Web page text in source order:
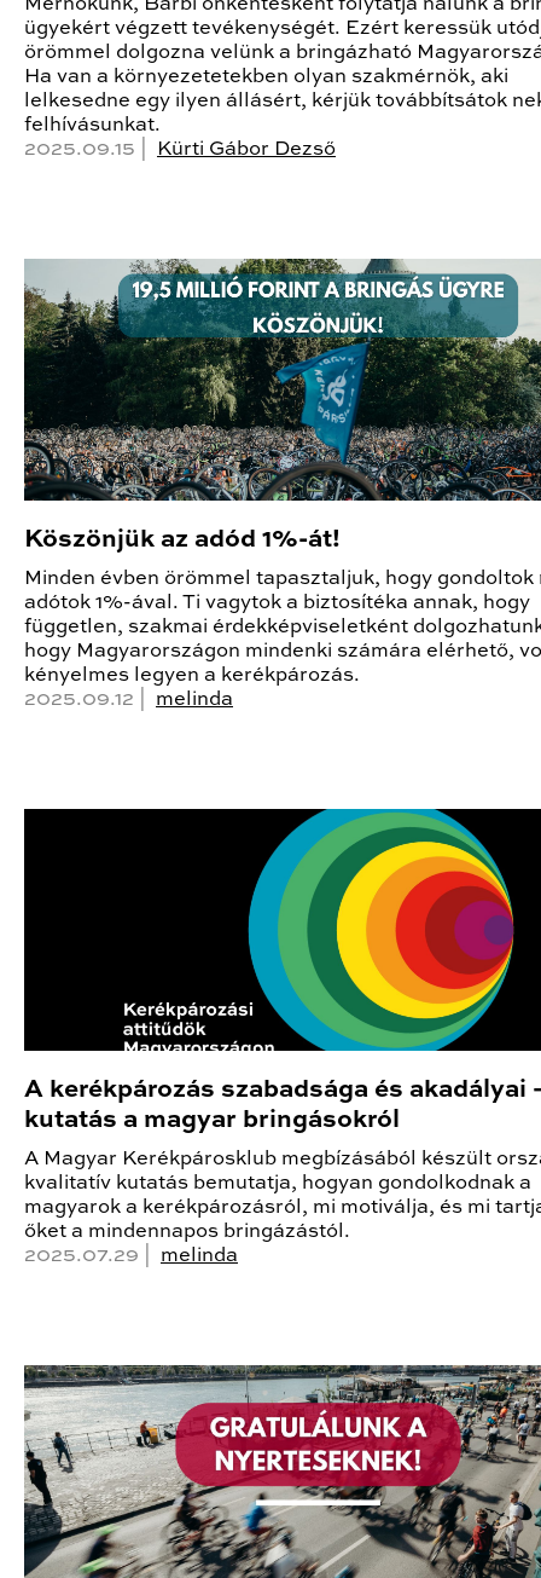
ügyekért végzett tevékenységét. Ezért keressük
örömmel dolgozna velünk a bringázható
Ha van a környezetetekben olyan szakmérnök, aki
lelkesedne egy ilyen állásért, kérjük továbbítsátok
felhívásunkat.
2025.09.15 |
Kürti Gábor Dezső
Köszönjük az adód 1%-át!
Minden évben örömmel tapasztaljuk, hogy gondoltok
adótok 1%-ával. Ti vagytok a biztosítéka annak, hogy
független, szakmai érdekképviseletként
hogy Magyarországon mindenki számára elérhető,
kényelmes legyen a kerékpározás.
2025.09.12 | melinda
A kerékpározás szabadsága és akadályai
kutatás a magyar bringásokról
A Magyar Kerékpárosklub megbízásából készült
kvalitatív kutatás bemutatja, hogyan gondolkodnak a
magyarok a kerékpározásról, mi motiválja, és mi
őket a mindennapos bringázástól.
2025.07.29 | melinda